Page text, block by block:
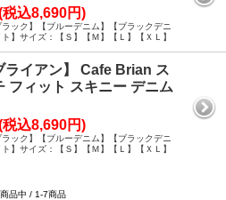
込8,690円)
ック】【ブルーデニム】【ブラックデニ
】サイズ：【Ｓ】【Ｍ】【Ｌ】【ＸＬ】
ライアン】 Cafe Brian ス
フィット スキニー デニム
込8,690円)
ック】【ブルーデニム】【ブラックデニ
】サイズ：【Ｓ】【Ｍ】【Ｌ】【ＸＬ】
品中 / 1-7商品